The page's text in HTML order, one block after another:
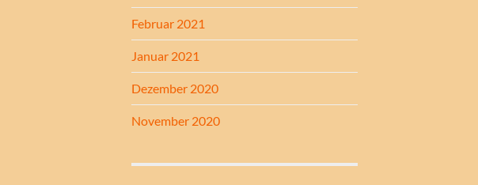
Februar 2021
Januar 2021
Dezember 2020
November 2020